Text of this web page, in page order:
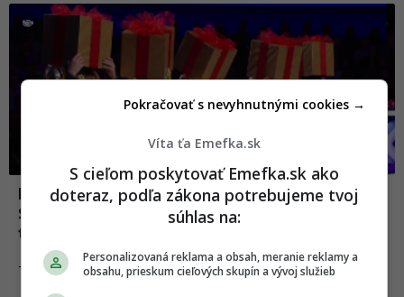
Prank, aký si ešte nezažil. Česko
Slovensko má talent ukáže opäť niečo, čo
tu ešte nebolo
TV & MEDIA 02.10.2024
Víta ťa Emefka.sk
S cieľom poskytovať Emefka.sk ako
doteraz, podľa zákona potrebujeme tvoj
súhlas na:
Personalizovaná reklama a obsah, meranie reklamy a
obsahu, prieskum cieľových skupín a vývoj služieb
Pokračovať s nevyhnutnými cookies →